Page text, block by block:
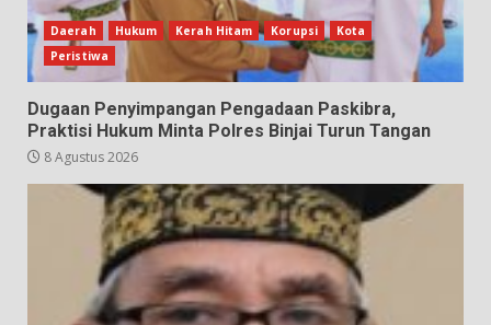
Daerah Hukum Kerah Hitam Korupsi
Kota
Peristiwa
Dugaan Penyimpangan Pengadaan Paskibra,
Praktisi Hukum Minta Polres Binjai Turun Tangan
8 Agustus 2026